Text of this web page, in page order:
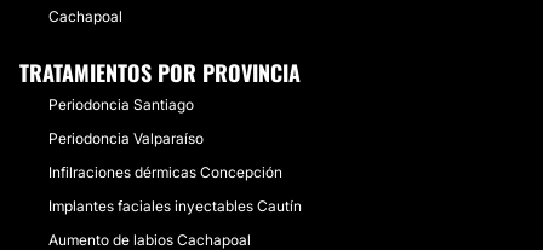
Cachapoal
TRATAMIENTOS POR PROVINCIA
Periodoncia Santiago
Periodoncia Valparaíso
Infilraciones dérmicas Concepción
Implantes faciales inyectables Cautín
Aumento de labios Cachapoal